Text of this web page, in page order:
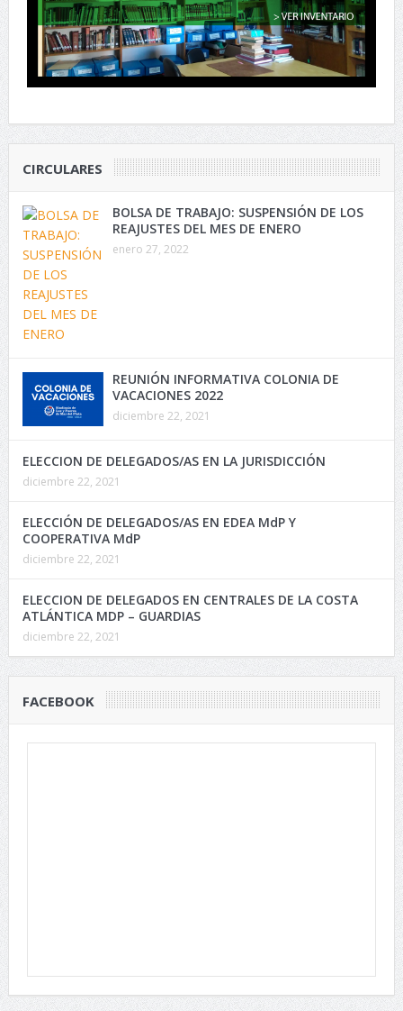
CIRCULARES
BOLSA DE TRABAJO: SUSPENSIÓN DE LOS
REAJUSTES DEL MES DE ENERO
enero 27, 2022
REUNIÓN INFORMATIVA COLONIA DE
VACACIONES 2022
diciembre 22, 2021
ELECCION DE DELEGADOS/AS EN LA JURISDICCIÓN
diciembre 22, 2021
ELECCIÓN DE DELEGADOS/AS EN EDEA MdP Y
COOPERATIVA MdP
diciembre 22, 2021
ELECCION DE DELEGADOS EN CENTRALES DE LA COSTA
ATLÁNTICA MDP – GUARDIAS
diciembre 22, 2021
FACEBOOK